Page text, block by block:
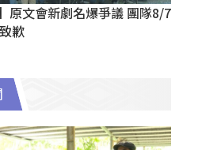
原文會新劇名爆爭議 團隊8/7
歉